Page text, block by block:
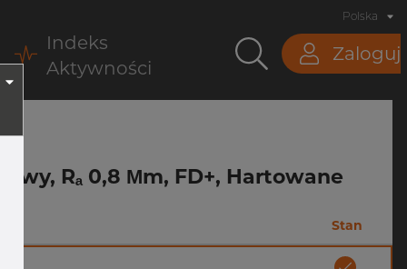
Indeks
Aktywności
Zaloguj
Polska
Rₐ 0,8 Μm, FD+, Hartowane
Stan